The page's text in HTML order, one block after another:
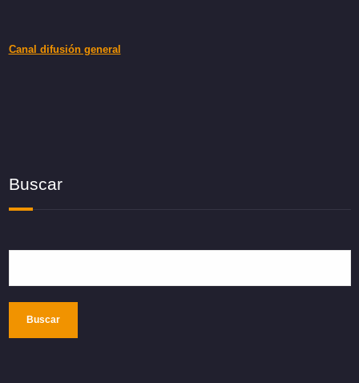
Canal difusión general
Buscar
Buscar